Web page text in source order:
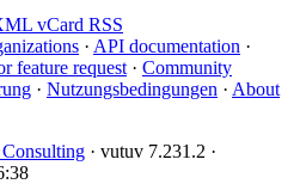
vCard RSS
· API documentation ·
feature request · Community
· Nutzungsbedingungen · About
· vutuv 7.231.2 ·